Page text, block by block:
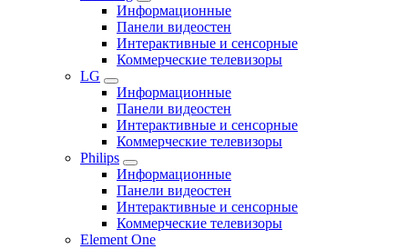
Информационные
Панели видеостен
Интерактивные и сенсорные
Коммерческие телевизоры
LG
Информационные
Панели видеостен
Интерактивные и сенсорные
Коммерческие телевизоры
Philips
Информационные
Панели видеостен
Интерактивные и сенсорные
Коммерческие телевизоры
Element One